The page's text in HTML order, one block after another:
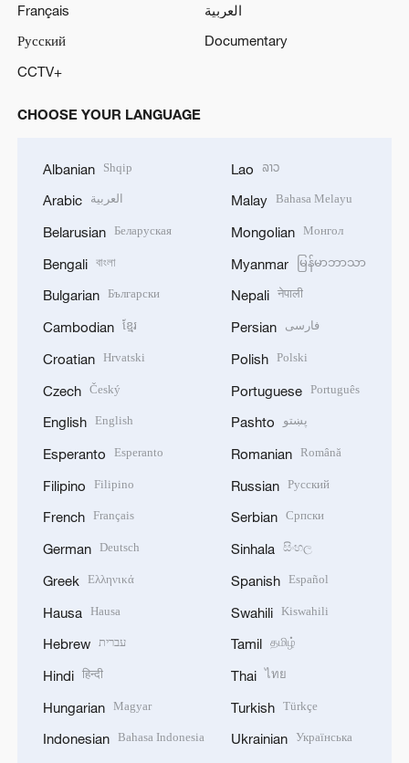
Français
العربية
Русский
Documentary
CCTV+
CHOOSE YOUR LANGUAGE
Albanian Shqip
Arabic العربية
Belarusian Беларуская
Bengali বাংলা
Bulgarian Български
Cambodian ខ្មែរ
Croatian Hrvatski
Czech Český
English English
Esperanto Esperanto
Filipino Filipino
French Français
German Deutsch
Greek Ελληνικά
Hausa Hausa
Hebrew עברית
Hindi हिन्दी
Hungarian Magyar
Indonesian Bahasa Indonesia
Lao ລາວ
Malay Bahasa Melayu
Mongolian Монгол
Myanmar မြန်မာဘာသာ
Nepali नेपाली
Persian فارسی
Polish Polski
Portuguese Português
Pashto پښتو
Romanian Română
Russian Русский
Serbian Српски
Sinhala සිංහල
Spanish Español
Swahili Kiswahili
Tamil தமிழ்
Thai ไทย
Turkish Türkçe
Ukrainian Українська